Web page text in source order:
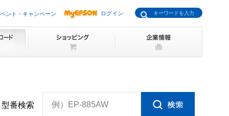
ント・キャンペーン ログイン
型番検索 例）EP-885AW